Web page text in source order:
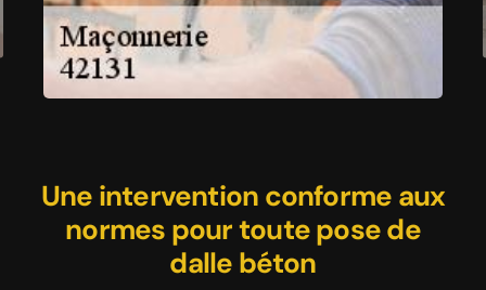
Une intervention conforme aux
normes pour toute pose de
dalle béton
Les services de maçonnerie
proposés par MARCHAL
Renovation 42
Le savoir-faire de nos artisans
maçons qualifiés
Les travaux de maçonnerie 42131 de nos clients